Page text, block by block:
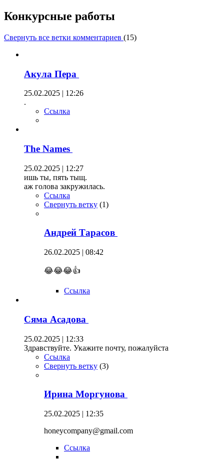
Конкурсные работы
Свернуть все ветки комментариев (15)
Акула Пера
25.02.2025 | 12:26
.
Ссылка
The Names
25.02.2025 | 12:27
ишь ты, пять тыщ.
аж голова закружилась.
Ссылка
Свернуть ветку (1)
Андрей Тарасов
26.02.2025 | 08:42
😂😂😂👍
Ссылка
Сяма Асадова
25.02.2025 | 12:33
Здравствуйте. Укажите почту, пожалуйста
Ссылка
Свернуть ветку (3)
Ирина Моргунова
25.02.2025 | 12:35
honeycompany@gmail.com
Ссылка